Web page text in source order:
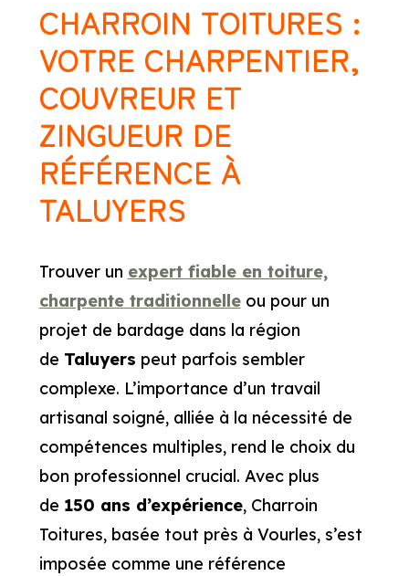
CHARROIN TOITURES :
VOTRE CHARPENTIER,
COUVREUR ET
ZINGUEUR DE
RÉFÉRENCE À
TALUYERS
Trouver un expert fiable en toiture,
charpente traditionnelleou pour un
projet de bardage dans la région
de Taluyers peut parfois sembler
complexe. L’importance d’un travail
artisanal soigné, alliée à la nécessité de
compétences multiples, rend le choix du
bon professionnel crucial. Avec plus
de 150 ans d’expérience, Charroin
Toitures, basée tout près à Vourles, s’est
imposée comme une référence